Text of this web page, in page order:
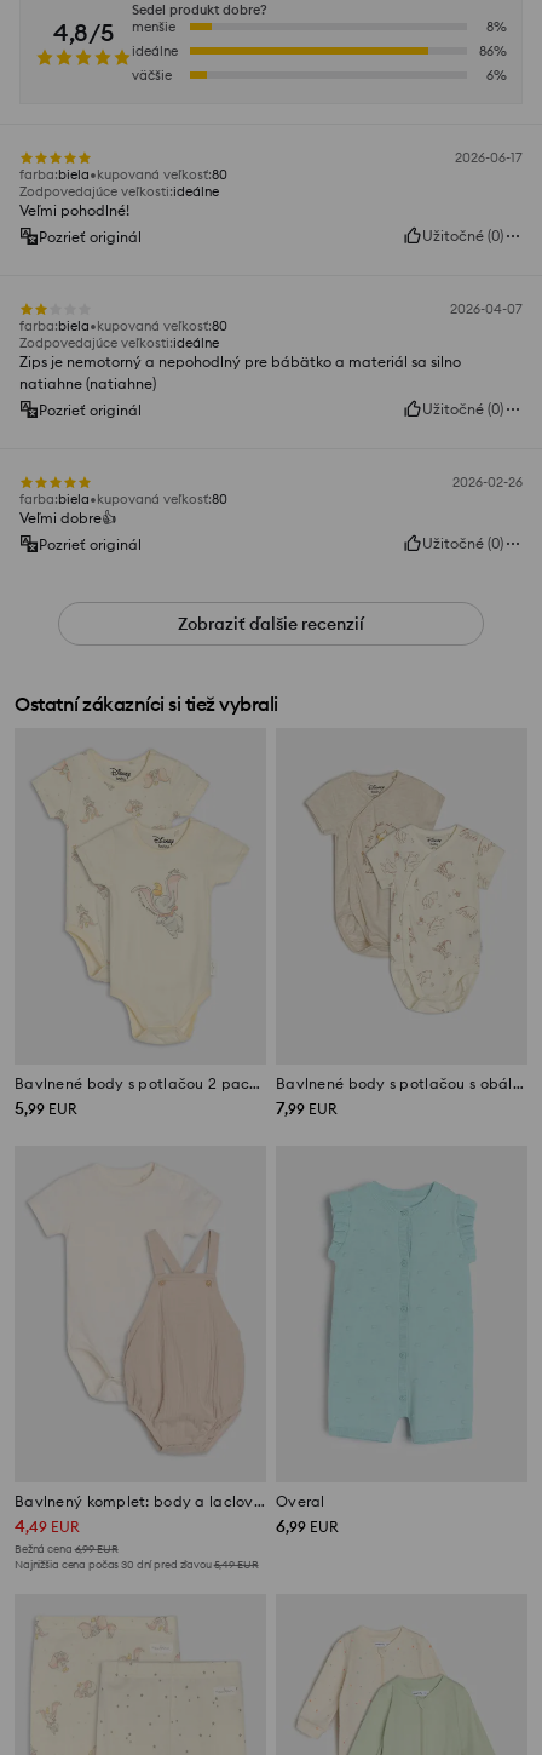
4,8/5
Sedel produkt dobre?
menšie
8%
ideálne
86%
väčšie
6%
2026-06-17
farba:biela kupovaná veľkosť:80
Zodpovedajúce veľkosti:ideálne
Veľmi pohodlné!
Pozrieť originál
Užitočné (0)
2026-04-07
farba:biela kupovaná veľkosť:80
Zodpovedajúce veľkosti:ideálne
Zips je nemotorný a nepohodlný pre bábätko a materiál sa silno
natiahne (natiahne)
Pozrieť originál
Užitočné (0)
2026-02-26
farba:biela kupovaná veľkosť:80
Veľmi dobre👍️
Pozrieť originál
Užitočné (0)
Zobraziť ďalšie recenzií
Ostatní zákazníci si tiež vybrali
Bavlnené body s potlačou 2 pack Dumbo
5,99 EUR
Bavlnené body s potlačou s obálkovým výstrihom 2 pack Winnie The Pooh
7,99 EUR
Bavlnený komplet: body a laclové kraťasy
4,49 EUR
Bežná cena 6,99EUR
Najnižšia cena počas 30 dní pred zľavou5,49EUR
Overal
6,99 EUR